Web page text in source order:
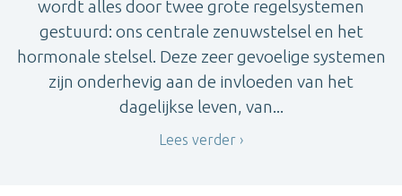
wordt alles door twee grote regelsystemen
gestuurd: ons centrale zenuwstelsel en het
hormonale stelsel. Deze zeer gevoelige systemen
zijn onderhevig aan de invloeden van het
dagelijkse leven, van...
Lees verder